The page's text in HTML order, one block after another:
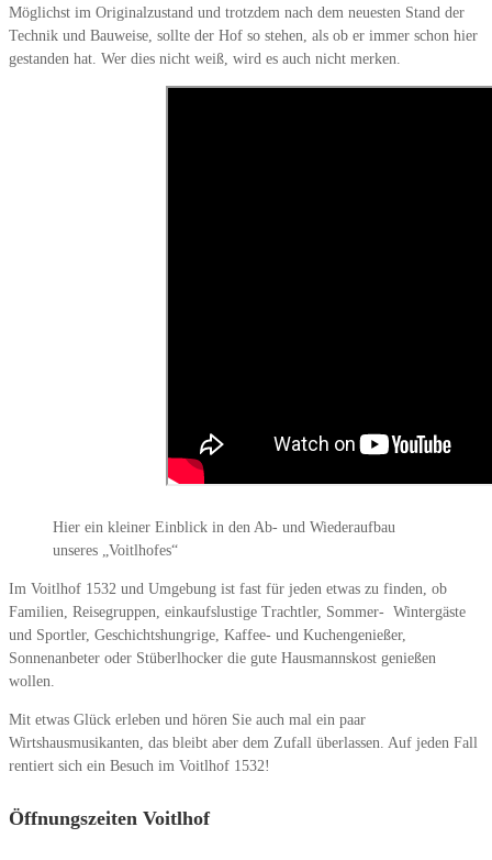
Möglichst im Originalzustand und trotzdem nach dem neuesten Stand der
Technik und Bauweise, sollte der Hof so stehen, als ob er immer schon hier
gestanden hat. Wer dies nicht weiß, wird es auch nicht merken.
Hier ein kleiner Einblick in den Ab- und Wiederaufbau
unseres „Voitlhofes“
Im Voitlhof 1532 und Umgebung ist fast für jeden etwas zu finden, ob
Familien, Reisegruppen, einkaufslustige Trachtler, Sommer- Wintergäste
und Sportler, Geschichtshungrige, Kaffee- und Kuchengenießer,
Sonnenanbeter oder Stüberlhocker die gute Hausmannskost genießen
wollen.
Mit etwas Glück erleben und hören Sie auch mal ein paar
Wirtshausmusikanten, das bleibt aber dem Zufall überlassen. Auf jeden Fall
rentiert sich ein Besuch im Voitlhof 1532!
Öffnungszeiten Voitlhof